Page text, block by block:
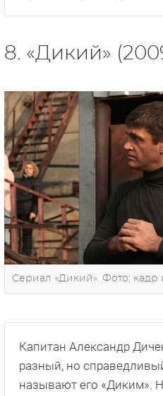
8. «Дикий»
Сериал «Дикий». Фото: кадр
Капитан Александр
разный, но
называют его «Диким».